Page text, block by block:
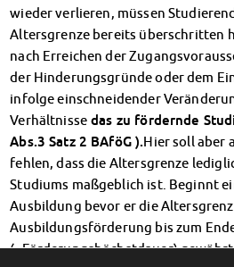
wieder verlieren, müssen
Altersgrenze bereits überschritten
nach Erreichen der
der Hinderungsgründe oder dem
infolge einschneidender
Verhältnisse das zu fördernde
Abs.3 Satz 2 BAföG ).Hier soll aber
fehlen, dass die Altersgrenze
Studiums maßgeblich ist. Beginnt
Ausbildung bevor er die
Ausbildungsförderung bis zum
(=Förderungshöchstdauer)